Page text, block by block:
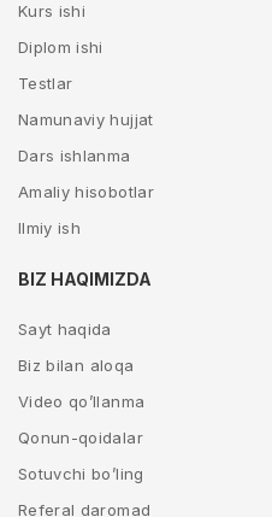
Kurs ishi
Diplom ishi
Testlar
Namunaviy hujjat
Dars ishlanma
Amaliy hisobotlar
Ilmiy ish
BIZ HAQIMIZDA
Sayt haqida
Biz bilan aloqa
Video qo’llanma
Qonun-qoidalar
Sotuvchi bo’ling
Referal daromad